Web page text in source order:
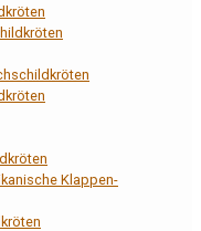
Klappen-